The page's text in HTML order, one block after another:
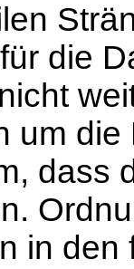
die
um
dass
in